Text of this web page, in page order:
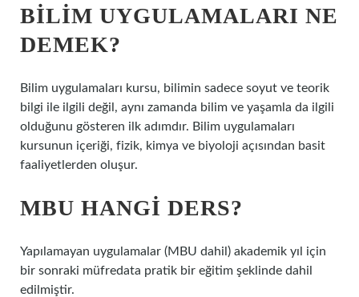
BILIM UYGULAMALARI NE
DEMEK?
Bilim uygulamaları kursu, bilimin sadece soyut ve teorik
bilgi ile ilgili değil, aynı zamanda bilim ve yaşamla da ilgili
olduğunu gösteren ilk adımdır. Bilim uygulamaları
kursunun içeriği, fizik, kimya ve biyoloji açısından basit
faaliyetlerden oluşur.
MBU HANGI DERS?
Yapılamayan uygulamalar (MBU dahil) akademik yıl için
bir sonraki müfredata pratik bir eğitim şeklinde dahil
edilmiştir.